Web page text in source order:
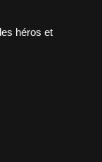
héros et